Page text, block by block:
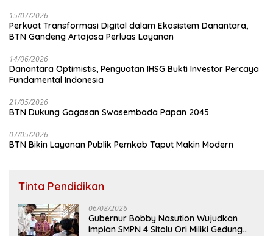
15/07/2026
Perkuat Transformasi Digital dalam Ekosistem Danantara,
BTN Gandeng Artajasa Perluas Layanan
14/06/2026
Danantara Optimistis, Penguatan IHSG Bukti Investor Percaya
Fundamental Indonesia
21/05/2026
BTN Dukung Gagasan Swasembada Papan 2045
07/05/2026
BTN Bikin Layanan Publik Pemkab Taput Makin Modern
Tinta Pendidikan
06/08/2026
Gubernur Bobby Nasution Wujudkan
Impian SMPN 4 Sitolu Ori Miliki Gedung